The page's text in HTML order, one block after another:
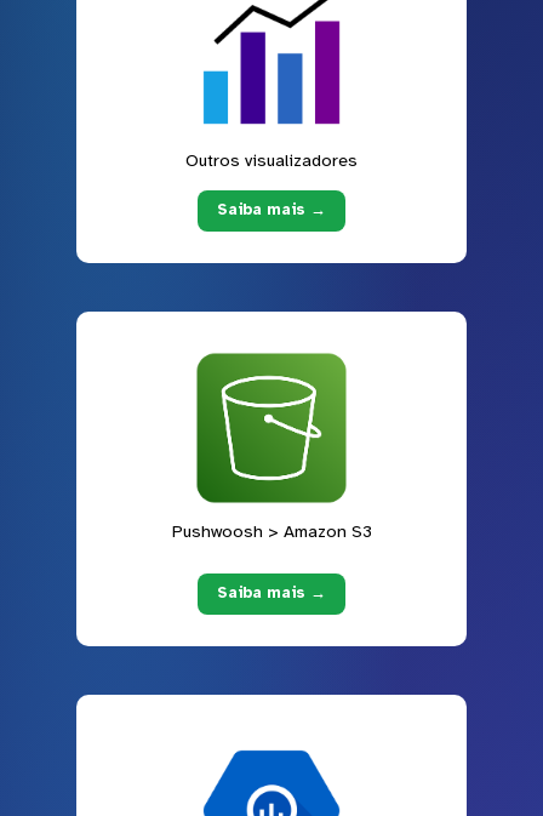
Outros visualizadores
Saiba mais →
Pushwoosh > Amazon S3
Saiba mais →